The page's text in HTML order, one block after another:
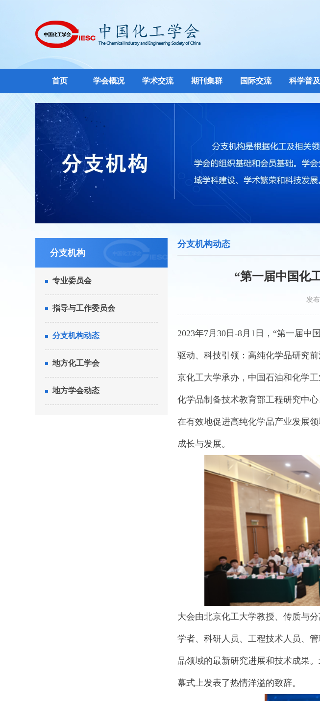
首页 学会概况 学术交流 期刊集群 国际交流 科学普及
分支机构
专业委员会
指导与工作委员会
分支机构动态
地方化工学会
地方学会动态
分支机构动态
“第一届中国化
发
2023年7月30日-8月1日，“第一届
驱动、科技引领：高纯化学品研究
京化工大学承办，中国石油和化学
化学品制备技术教育部工程研究中
在有效地促进高纯化学品产业发展
成长与发展。
大会由北京化工大学教授、传质与
学者、科研人员、工程技术人员、
品领域的最新研究进展和技术成果
幕式上发表了热情洋溢的致辞。